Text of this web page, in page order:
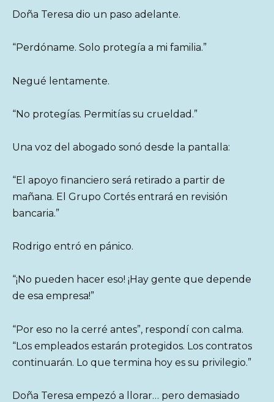
Doña Teresa dio un paso adelante.
“Perdóname. Solo protegía a mi familia.”
Negué lentamente.
“No protegías. Permitías su crueldad.”
Una voz del abogado sonó desde la pantalla:
“El apoyo financiero será retirado a partir de
mañana. El Grupo Cortés entrará en revisión
bancaria.”
Rodrigo entró en pánico.
“¡No pueden hacer eso! ¡Hay gente que depende
de esa empresa!”
“Por eso no la cerré antes”, respondí con calma.
“Los empleados estarán protegidos. Los contratos
continuarán. Lo que termina hoy es su privilegio.”
Doña Teresa empezó a llorar… pero demasiado